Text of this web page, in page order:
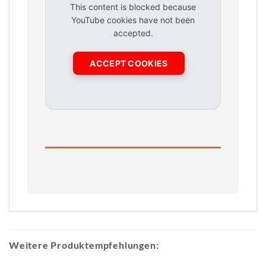
This content is blocked because
YouTube cookies have not been
accepted.
ACCEPT COOKIES
Weitere Produktempfehlungen: